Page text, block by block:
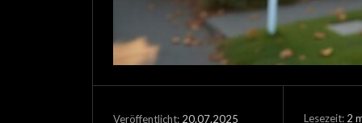
Veröffentlicht: 20.07.2025 Lesezeit: 2